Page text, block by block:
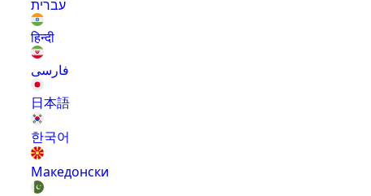
עברית
हिन्दी
فارسی
日本語
한국어
Македонски